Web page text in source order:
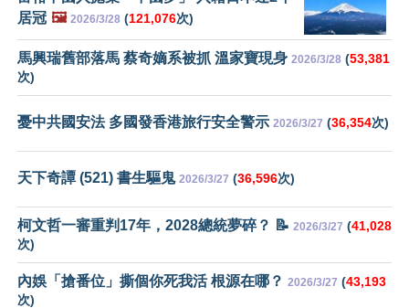
居冠 🖼️ 2026/3/28 (121,076次)
馬興瑞舊部落馬 蔡奇嫡系被抓 溫家寶現身 2026/3/28 (53,381
次)
憂中共國安法 多國發香港旅行安全警示 2026/3/27 (36,354次)
天下奇譚 (521) 書生驅鬼 2026/3/27 (36,596次)
柯文哲一審重判17年，2028總統夢碎？ 📝 2026/3/27 (41,028
次)
內娛「搶番位」撕個你死我活 根源在哪？ 2026/3/27 (43,193
次)